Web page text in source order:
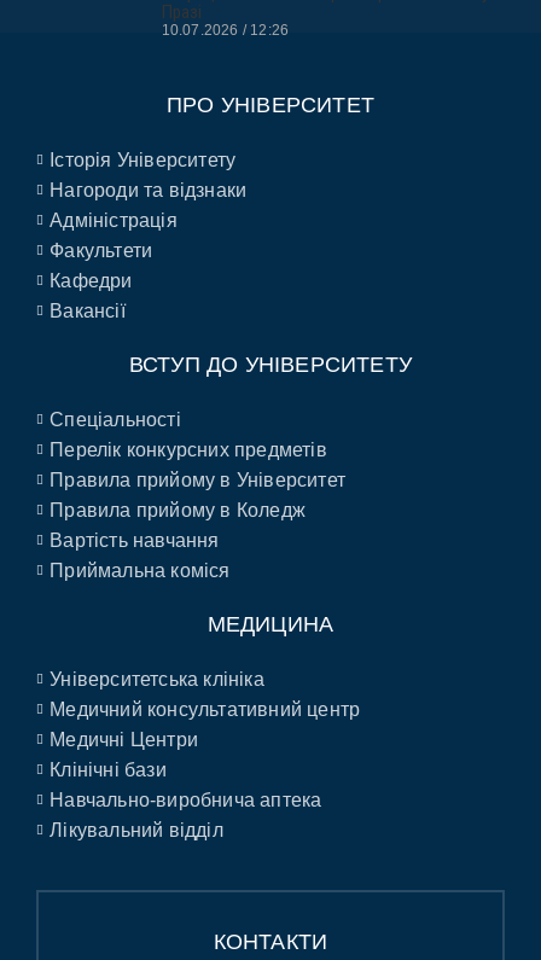
Празі
10.07.2026 12:26
ПРО УНІВЕРСИТЕТ
Історія Університету
Нагороди та відзнаки
Адміністрація
Факультети
Кафедри
Вакансії
ВСТУП ДО УНІВЕРСИТЕТУ
Спеціальності
Перелік конкурсних предметів
Правила прийому в Університет
Правила прийому в Коледж
Вартість навчання
Приймальна коміся
МЕДИЦИНА
Університетська клініка
Медичний консультативний центр
Медичні Центри
Клінічні бази
Навчально-виробнича аптека
Лікувальний відділ
КОНТАКТИ